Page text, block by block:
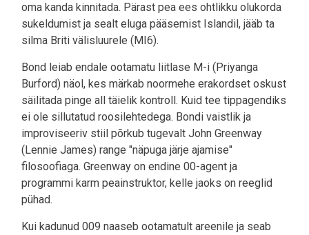
oma kanda kinnitada. Pärast pea ees ohtlikku olukorda
sukeldumist ja sealt eluga pääsemist Islandil, jääb ta
silma Briti välisluurele (MI6).
Bond leiab endale ootamatu liitlase M-i (Priyanga
Burford) näol, kes märkab noormehe erakordset oskust
säilitada pinge all täielik kontroll. Kuid tee tippagendiks
ei ole sillutatud roosilehtedega. Bondi vaistlik ja
improviseeriv stiil põrkub tugevalt John Greenway
(Lennie James) range "näpuga järje ajamise"
filosoofiaga. Greenway on endine 00-agent ja
programmi karm peainstruktor, kelle jaoks on reeglid
pühad.
Kui kadunud 009 naaseb ootamatult areenile ja seab